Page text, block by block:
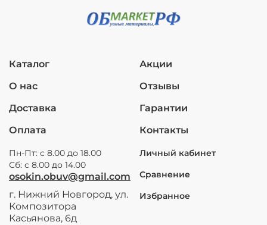
Каталог
О нас
Доставка
Оплата
Акции
Отзывы
Гарантии
Контакты
Пн-Пт: с 8.00 до 18.00
Сб: с 8.00 до 14.00
osokin.obuv@gmail.com
г. Нижний Новгород, ул.
Композитора
Касьянова, 6д
Личный кабинет
Сравнение
Избранное